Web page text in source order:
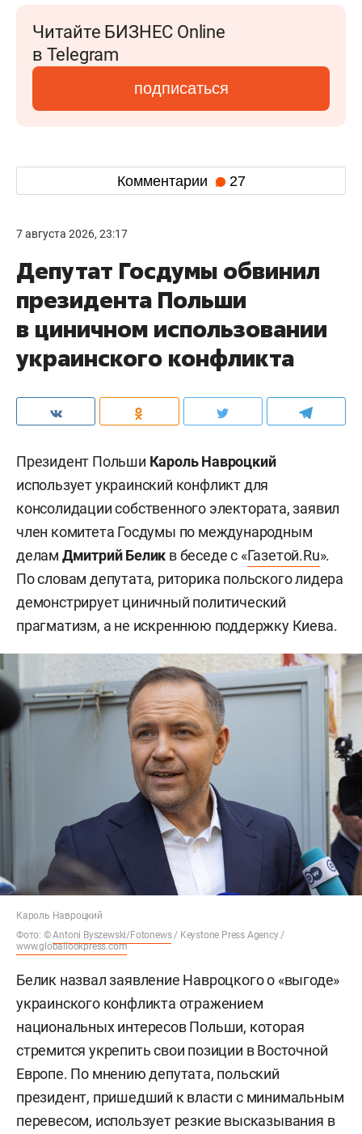
Читайте БИЗНЕС Online
в Telegram
подписаться
Комментарии 27
7 августа 2026, 23:17
Депутат Госдумы обвинил
президента Польши
в циничном использовании
украинского конфликта
Президент Польши Кароль Навроцкий
использует украинский конфликт для
консолидации собственного электората, заявил
член комитета Госдумы по международным
делам Дмитрий Белик в беседе с «Газетой.Ru».
По словам депутата, риторика польского лидера
демонстрирует циничный политический
прагматизм, а не искреннюю поддержку Киева.
Кароль Навроцкий
Фото: ©Antoni Byszewski/Fotonews/ Keystone Press Agency /
www.globallookpress.com
Белик назвал заявление Навроцкого о «выгоде»
украинского конфликта отражением
национальных интересов Польши, которая
стремится укрепить свои позиции в Восточной
Европе. По мнению депутата, польский
президент, пришедший к власти с минимальным
перевесом, использует резкие высказывания в